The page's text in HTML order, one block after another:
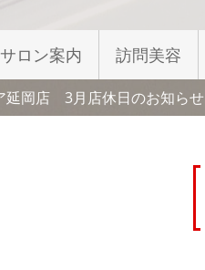
サロン案内 訪問美容
延岡店 3月店休日のお知らせ